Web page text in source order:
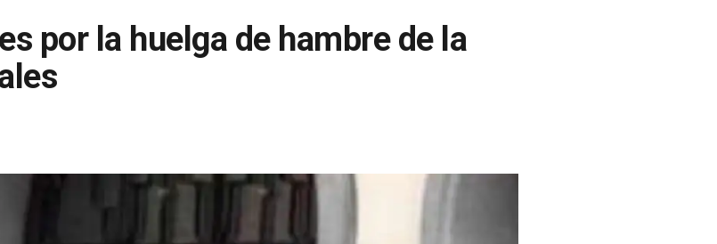
por la huelga de hambre de la